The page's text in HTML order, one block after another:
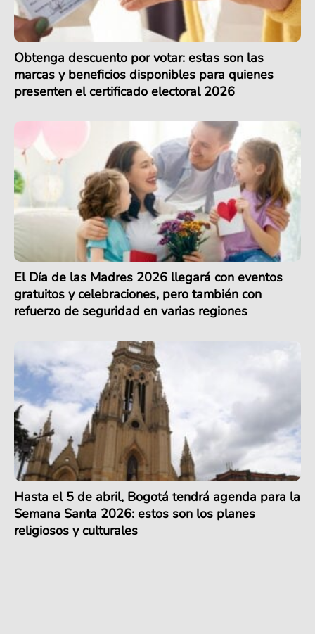
Obtenga descuento por votar: estas son las
marcas y beneficios disponibles para quienes
presenten el certificado electoral 2026
El Día de las Madres 2026 llegará con eventos
gratuitos y celebraciones, pero también con
refuerzo de seguridad en varias regiones
Hasta el 5 de abril, Bogotá tendrá agenda para la
Semana Santa 2026: estos son los planes
religiosos y culturales